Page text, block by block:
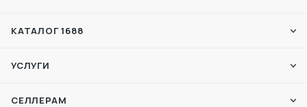
КАТАЛОГ 1688
УСЛУГИ
СЕЛЛЕРАМ